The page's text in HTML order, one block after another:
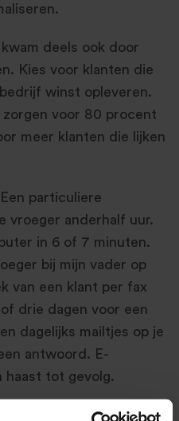
deels ook door
Kies voor klanten die
winst opleveren.
voor 80 procent
meer klanten die lijken
particuliere
vroeger anderhalf uur.
in 6 of 7 minuten.
bij mijn vader op
van een klant per fax
drie dagen voor een
dagelijks mailtjes op je
antwoord. E-
haast tot gevolg.